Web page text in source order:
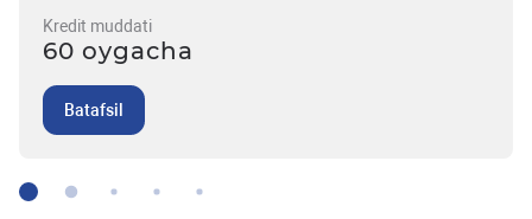
Kredit muddati
60 oygacha
Batafsil